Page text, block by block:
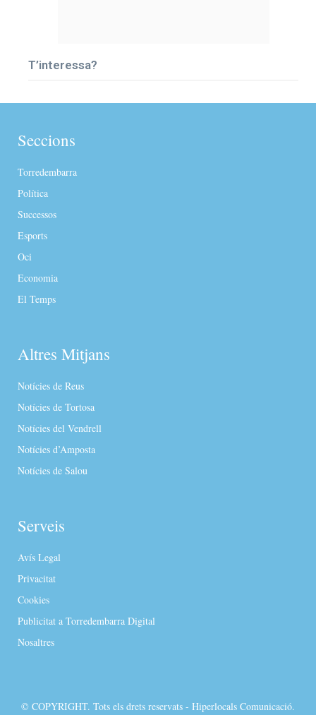
T’interessa?
Seccions
Torredembarra
Política
Successos
Esports
Oci
Economia
El Temps
Altres Mitjans
Notícies de Reus
Notícies de Tortosa
Notícies del Vendrell
Notícies d’Amposta
Notícies de Salou
Serveis
Avís Legal
Privacitat
Cookies
Publicitat a Torredembarra Digital
Nosaltres
© COPYRIGHT. Tots els drets reservats - Hiperlocals Comunicació.